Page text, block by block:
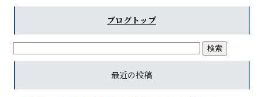
ブログトップ
最近の投稿